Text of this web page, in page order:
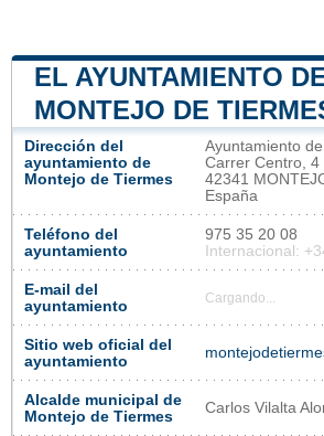
EL AYUNTAMIENTO
MONTEJO DE
Dirección del
ayuntamiento de
Montejo de Tiermes
Ayuntamiento
Carrer Centro, 4
42341
España
Teléfono del
ayuntamiento
975 35 20 08
Internacional:
E-mail del
ayuntamiento
Cargando...
Sitio web oficial del
ayuntamiento
Alcalde municipal de
Montejo de Tiermes
Carlos Vilalta